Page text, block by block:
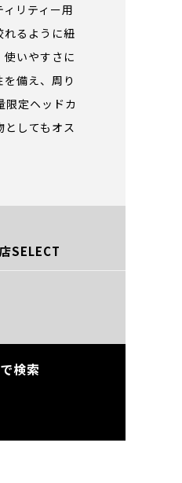
リティー用
れるように紐
いやすさに
備え、周り
限定ヘッドカ
してもオス
SELECT
検索